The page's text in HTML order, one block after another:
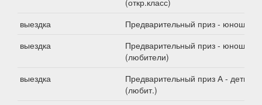
(откр.класс)
выездка
Предварительный приз - юноши
выездка
Предварительный приз - юноши
(любители)
выездка
Предварительный приз А - дети
(любит.)